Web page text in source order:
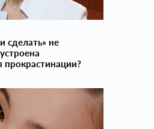
сделать» не
прокраcтинации?